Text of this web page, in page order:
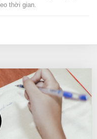
thời gian.